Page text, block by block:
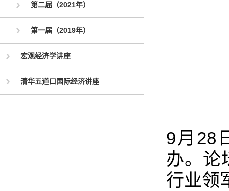
第二届（2021年）
第一届（2019年）
宏观经济学讲座
清华五道口国际经济讲座
9月28
办。论
行业领